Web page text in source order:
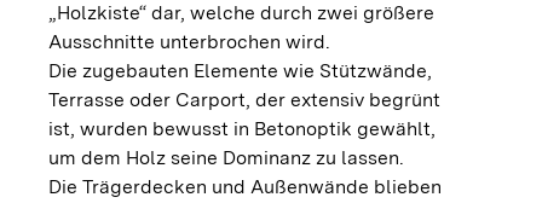
„Holzkiste“ dar, welche durch zwei größere
Ausschnitte unterbrochen wird.
Die zugebauten Elemente wie Stützwände,
Terrasse oder Carport, der extensiv begrünt
ist, wurden bewusst in Betonoptik gewählt,
um dem Holz seine Dominanz zu lassen.
Die Trägerdecken und Außenwände blieben